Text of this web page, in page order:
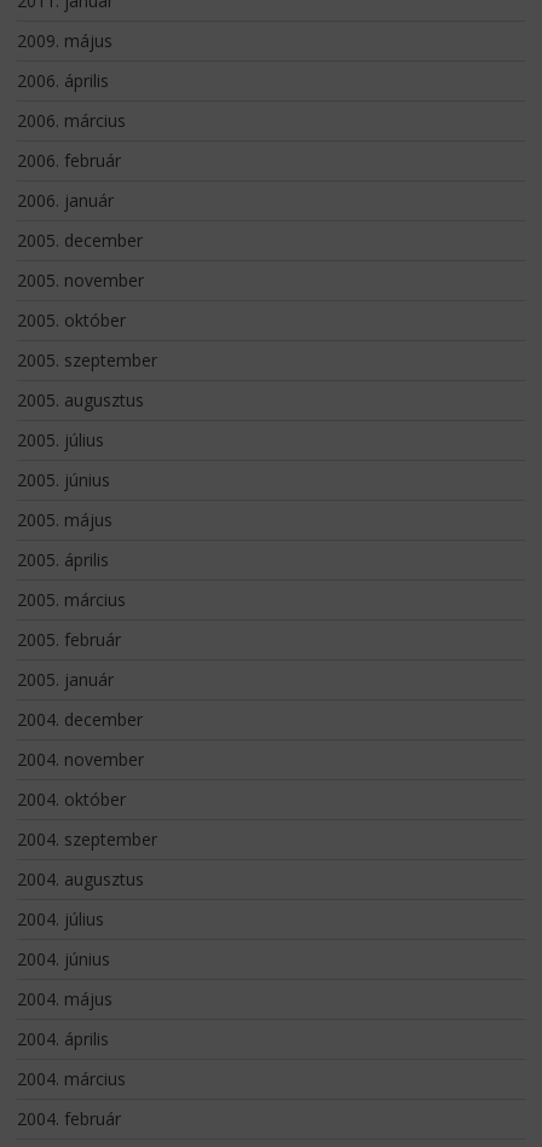
2009. május
2006. április
2006. március
2006. február
2006. január
2005. december
2005. november
2005. október
2005. szeptember
2005. augusztus
2005. július
2005. június
2005. május
2005. április
2005. március
2005. február
2005. január
2004. december
2004. november
2004. október
2004. szeptember
2004. augusztus
2004. július
2004. június
2004. május
2004. április
2004. március
2004. február